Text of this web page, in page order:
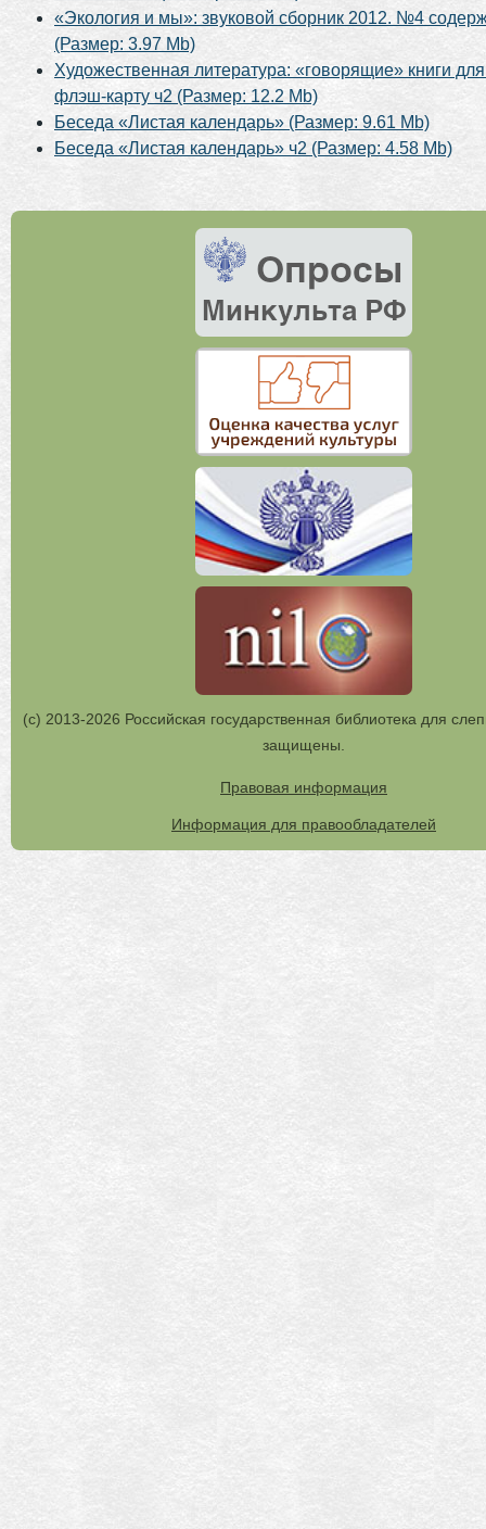
«Экология и мы»: звуковой сборник 2012. №4
(Размер: 3.97 Mb)
Художественная литература: «говорящие» книги
флэш-карту ч2 (Размер: 12.2 Mb)
Беседа «Листая календарь» (Размер: 9.61 Mb)
Беседа «Листая календарь» ч2 (Размер: 4.58 Mb)
(с) 2013-2026 Российская государственная библиотека для
защищены.
Правовая информация
Информация для правообладателей